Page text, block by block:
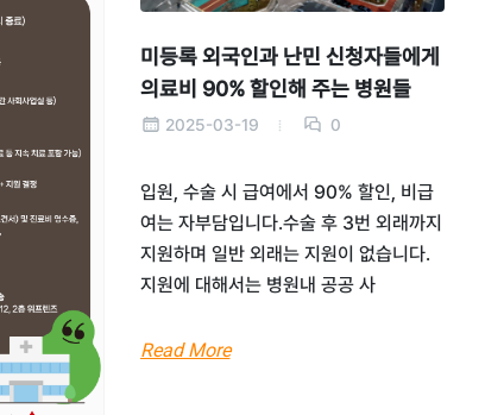
미등록 외국인과 난민 신청자들에게
의료비 90% 할인해 주는 병원들
2025-03-19 0
입원, 수술 시 급여에서 90% 할인, 비급
여는 자부담입니다.수술 후 3번 외래까지
지원하며 일반 외래는 지원이 없습니다.
지원에 대해서는 병원내 공공 사
Read More